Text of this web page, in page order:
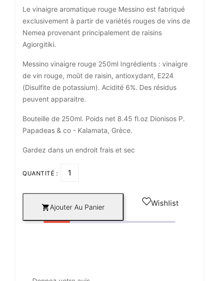
Le vinaigre aromatique rouge Messino est fabriqué
exclusivement à partir de variétés rouges de vins de
Nemea provenant principalement de raisins
Agiorgitiki.
Messino vinaigre rouge 250ml Ingrédients : vinaigre
de vin rouge, moût de raisin, antioxydant, E224
(Disulfite de potassium). Acidité 6%. Des résidus
peuvent apparaitre.
Bouteille de 250ml. Poids net 8.45 fl.oz Dionisos P.
Papadeas & co - Kalamata, Grèce.
Gardez dans un endroit frais et sec
QUANTITÉ :
Ajouter Au Panier Wishlist